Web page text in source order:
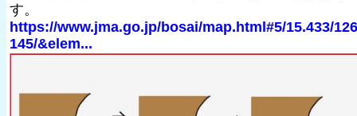
す。
https://www.jma.go.jp/bosai/map.html#5/15.433/
145/&elem...